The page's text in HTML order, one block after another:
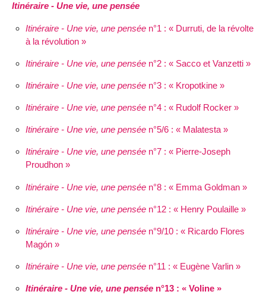
Itinéraire - Une vie, une pensée
Itinéraire - Une vie, une penséen°1 : « Durruti, de la révolte
à la révolution »
Itinéraire - Une vie, une penséen°2 : « Sacco et Vanzetti »
Itinéraire - Une vie, une penséen°3 : « Kropotkine »
Itinéraire - Une vie, une penséen°4 : « Rudolf Rocker »
Itinéraire - Une vie, une penséen°5/6 : « Malatesta »
Itinéraire - Une vie, une penséen°7 : « Pierre-Joseph
Proudhon »
Itinéraire - Une vie, une penséen°8 : « Emma Goldman »
Itinéraire - Une vie, une penséen°12 : « Henry Poulaille »
Itinéraire - Une vie, une penséen°9/10 : « Ricardo Flores
Magón »
Itinéraire - Une vie, une penséen°11 : « Eugène Varlin »
Itinéraire - Une vie, une penséen°13 : « Voline »